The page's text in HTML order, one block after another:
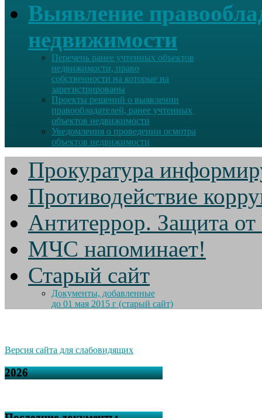
Выявление
недвижимости
Перечень ранее учтенных объектов
недвижимости, право
собственности на которые на
зарегистрированы
Проекты решений о выявлении
правообладателей, ранее учтенных
объектов недвижимости
Уведомления о проведении осмотра
объектов недвижимости
Прокуратура
Противодействие
Антитеррор. Защита
МЧС напоминает!
Старый сайт
Документы, добавленные
до 01 мая 2015 г (старый сайт)
Версия сайта для слабовидящих
2026